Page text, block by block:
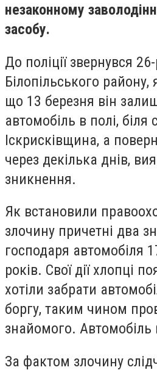
незаконному
засобу.
До поліції звернувся
Білопільського
що 13 березня він
автомобіль в полі, біля
Іскрисківщина, а
через декілька днів,
зникнення.
Як встановили
злочину причетні два
господаря автомобіля
років. Свої дії хлопці
хотіли забрати
боргу, таким чином
знайомого. Автомобіль
За фактом злочину